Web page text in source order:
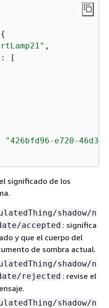
{
,
: [
"426bfd96-e720-46d3-
significado de los
shadow/n
accepted : significa
y que el cuerpo del
de sombra actual.
shadow/n
rejected : revise el
shadow/n